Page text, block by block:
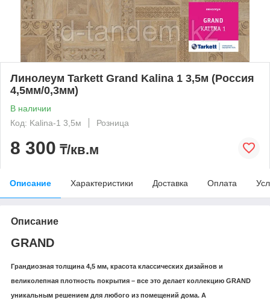
Линолеум Tarkett Grand Kalina 1 3,5м (Россия
4,5мм/0,3мм)
В наличии
Код: Kalina-1 3,5м
Розница
8 300 ₸/кв.м
Описание Характеристики Доставка Оплата
Описание
GRAND
Грандиозная толщина 4,5 мм, красота классических дизайнов и
великолепная плотность покрытия – все это делает коллекцию GRAND
уникальным решением для любого из помещений дома. А